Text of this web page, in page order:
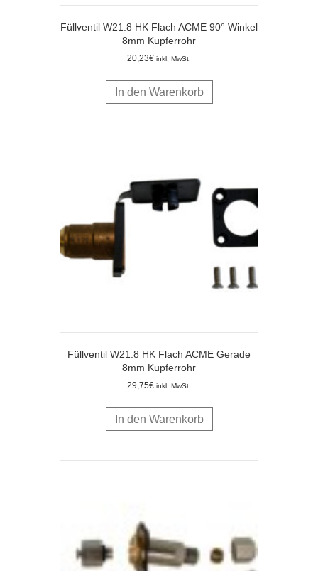
Füllventil W21.8 HK Flach ACME 90° Winkel
8mm Kupferrohr
20,23€ inkl. MwSt.
In den Warenkorb
Füllventil W21.8 HK Flach ACME Gerade
8mm Kupferrohr
29,75€ inkl. MwSt.
In den Warenkorb